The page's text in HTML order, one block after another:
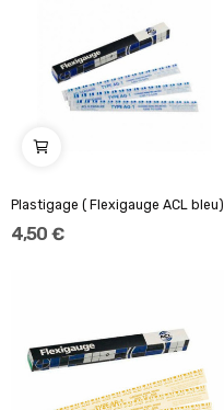
Plastigage ( Flexigauge ACL bleu)
4,50 €